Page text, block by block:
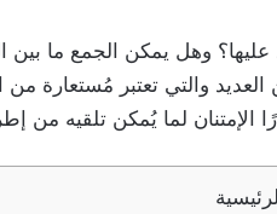
وهل يمكن الجمع ما بين
العديد والتي تعتبر مُستعارة
الإمتنان لما يُمكن تلقيه من